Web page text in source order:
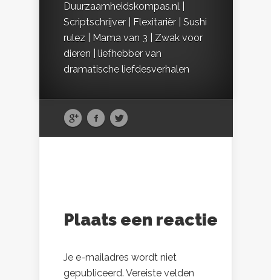
Duurzaamheidskompas.nl |
Scriptschrijver | Flexitariër | Sushi
rulez | Mama van 3 | Zwak voor
dieren | liefhebber van
dramatische liefdesverhalen
Plaats een reactie
Je e-mailadres wordt niet
gepubliceerd. Vereiste velden